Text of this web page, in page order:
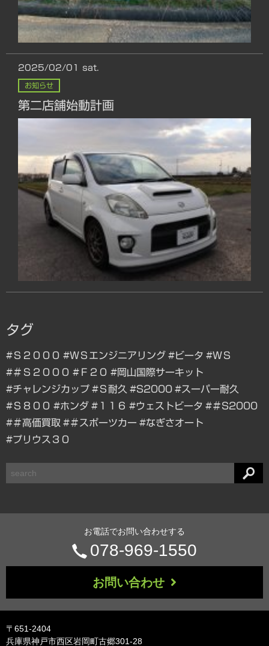
2025/02/01 sat.
お知らせ
第二店舗始動計画
タグ
#Ｓ２０００ #ＷＳエンジニアリング #ビータ #ＷＳ
#＃Ｓ２０００ #Ｆ２０ #岡山国際サーキット
#チャレンジカップ #Ｓ耐久 #S2000 #スーパー耐久
#Ｓ８００ #ホンダ #１１６ #ウェストビータ #＃S2000
#＃高価買取 #＃スポーツカー #なぎさオート
#プリウス３０
索
お電話でお問い合わせする
電
話
番
号：
078-969-1550
お問い合わせ
〒651-2404
兵庫県神戸市西区岩岡町古郷301-28